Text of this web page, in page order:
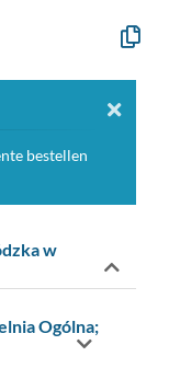
die
bestellen
w
Ogólna;